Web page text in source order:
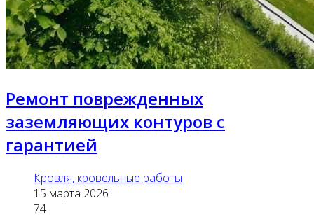
Ремонт поврежденных
заземляющих контуров с
гарантией
Кровля, кровельные работы
15 марта 2026
74